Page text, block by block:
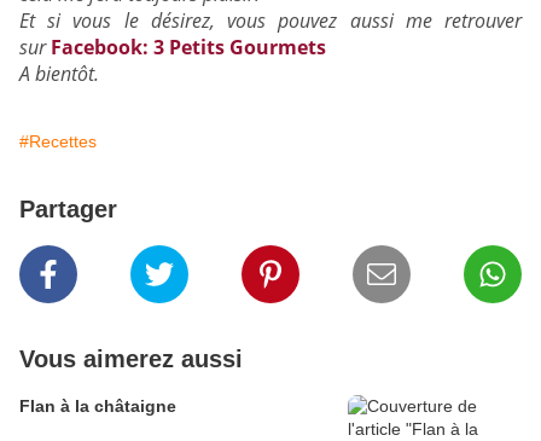
Et si vous le désirez, vous pouvez aussi me retrouver
sur Facebook: 3 Petits Gourmets
A bientôt.
#Recettes
Partager
Vous aimerez aussi
Flan à la châtaigne